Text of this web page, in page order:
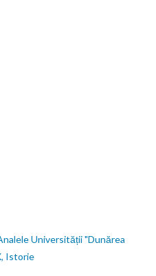
Universității "Dunărea
Istorie